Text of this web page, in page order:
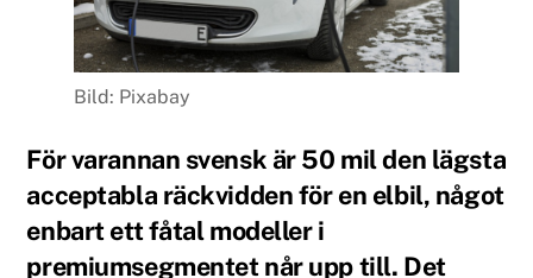
Bild: Pixabay
För varannan svensk är 50 mil den lägsta
acceptabla räckvidden för en elbil, något
enbart ett fåtal modeller i
premiumsegmentet når upp till. Det